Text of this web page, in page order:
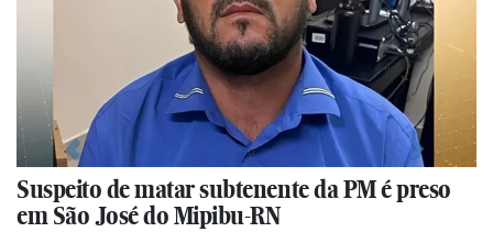
Suspeito de matar subtenente da PM é preso
em São José do Mipibu-RN